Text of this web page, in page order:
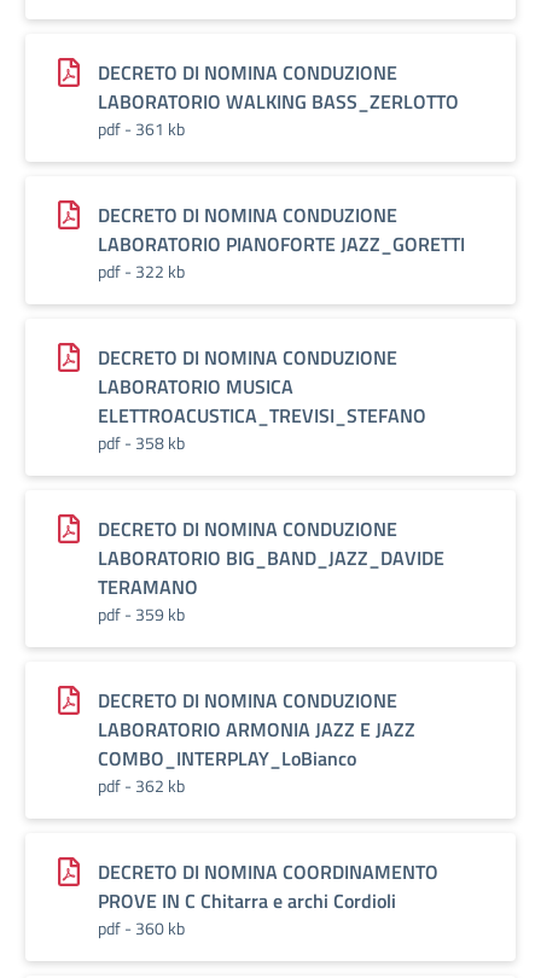
DECRETO DI NOMINA CONDUZIONE
LABORATORIO WALKING BASS_ZERLOTTO
pdf - 361 kb
DECRETO DI NOMINA CONDUZIONE
LABORATORIO PIANOFORTE JAZZ_GORETTI
pdf - 322 kb
DECRETO DI NOMINA CONDUZIONE
LABORATORIO MUSICA
ELETTROACUSTICA_TREVISI_STEFANO
pdf - 358 kb
DECRETO DI NOMINA CONDUZIONE
LABORATORIO BIG_BAND_JAZZ_DAVIDE
TERAMANO
pdf - 359 kb
DECRETO DI NOMINA CONDUZIONE
LABORATORIO ARMONIA JAZZ E JAZZ
COMBO_INTERPLAY_LoBianco
pdf - 362 kb
DECRETO DI NOMINA COORDINAMENTO
PROVE IN C Chitarra e archi Cordioli
pdf - 360 kb